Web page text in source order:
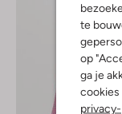
te
op
ga je
cookies
privacy-